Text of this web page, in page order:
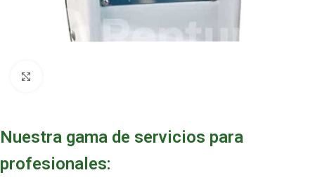
Nuestra gama de servicios para
profesionales: